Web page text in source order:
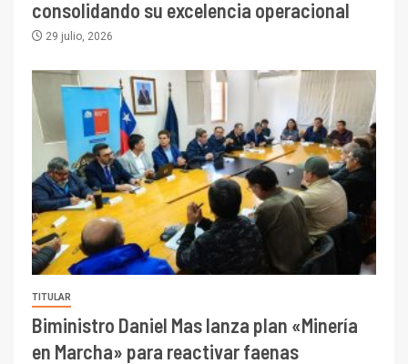
consolidando su excelencia operacional
29 julio, 2026
TITULAR
Biministro Daniel Mas lanza plan «Minería
en Marcha» para reactivar faenas